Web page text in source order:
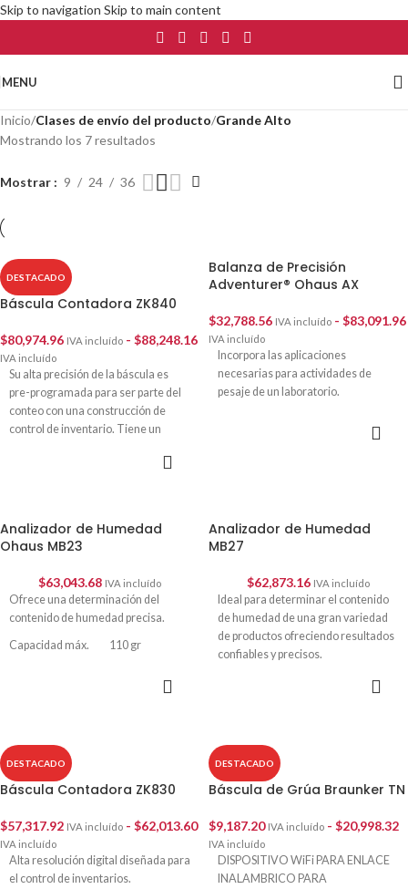
Skip to navigation Skip to main content
MENU
Inicio/Clases de envío del producto/Grande Alto
Mostrando los 7 resultados
Mostrar 9 24 36
DESTACADO
Báscula Contadora ZK840
$80,974.96 IVA incluído - $88,248.16
IVA incluído
Su alta precisión de la báscula es
pre-programada para ser parte del
conteo con una construcción de
control de inventario. Tiene un
Balanza de Precisión
Adventurer® Ohaus AX
$32,788.56 IVA incluído - $83,091.96
IVA incluído
Incorpora las aplicaciones
necesarias para actividades de
pesaje de un laboratorio.
Analizador de Humedad
Ohaus MB23
$63,043.68 IVA incluído
Ofrece una determinación del
contenido de humedad precisa.
Capacidad máx. 110 gr
Analizador de Humedad
MB27
$62,873.16 IVA incluído
Ideal para determinar el contenido
de humedad de una gran variedad
de productos ofreciendo resultados
confiables y precisos.
DESTACADO
Báscula Contadora ZK830
$57,317.92 IVA incluído - $62,013.60
IVA incluído
Alta resolución digital diseñada para
el control de inventarios.
DESTACADO
Báscula de Grúa Braunker TN
$9,187.20 IVA incluído - $20,998.32
IVA incluído
DISPOSITIVO WiFi PARA ENLACE
INALAMBRICO PARA